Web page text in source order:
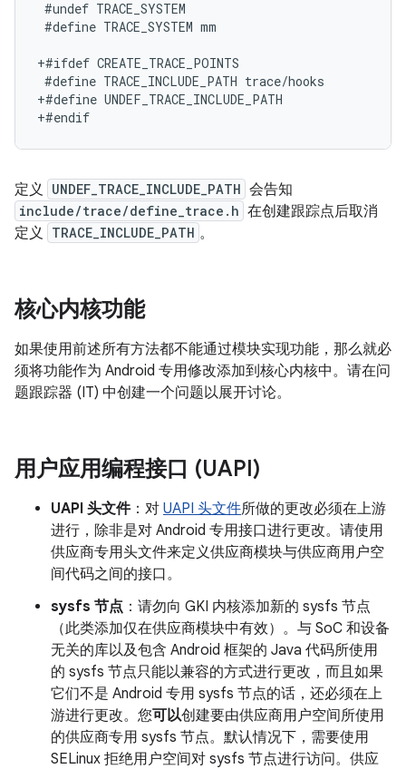
#define TRACE_SYSTEM mm
+#ifdef CREATE_TRACE_POINTS
+#define UNDEF_TRACE_INCLUDE_PATH
+#endif
定义 UNDEF_TRACE_INCLUDE_PATH 会告知
include/trace/define_trace.h 在创建跟踪点后取消
定义 TRACE_INCLUDE_PATH 。
核心内核功能
如果使用前述所有方法都不能通过模块实现功能，那么就必
须将功能作为 Android 专用修改添加到核心内核中。请在问
题跟踪器 (IT) 中创建一个问题以展开讨论。
用户应用编程接口 (UAPI)
UAPI 头文件：对 UAPI 头文件所做的更改必须在上游
进行，除非是对 Android 专用接口进行更改。请使用
供应商专用头文件来定义供应商模块与供应商用户空
间代码之间的接口。
sysfs 节点 ：请勿向 GKI 内核添加新的 sysfs 节点
（此类添加仅在供应商模块中有效）。与 SoC 和设备
无关的库以及包含 Android 框架的 Java 代码所使用
的 sysfs 节点只能以兼容的方式进行更改，而且如果
它们不是 Android 专用 sysfs 节点的话，还必须在上
游进行更改。您可以创建要由供应商用户空间所使用
的供应商专用 sysfs 节点。默认情况下，需要使用
SELinux 拒绝用户空间对 sysfs 节点进行访问。供应